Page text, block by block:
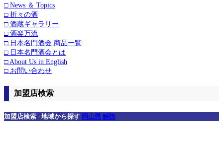
□ News ＆ Topics
□ 折々の酒
□ 酒蔵ギャラリー
□ 酒楽万流
□ 日本名門酒会 商品一覧
□ 日本名門酒会とは
□ About Us in English
□ お問い合わせ
加盟店検索
加盟店検索 - 地域から探す 岡山県 解除